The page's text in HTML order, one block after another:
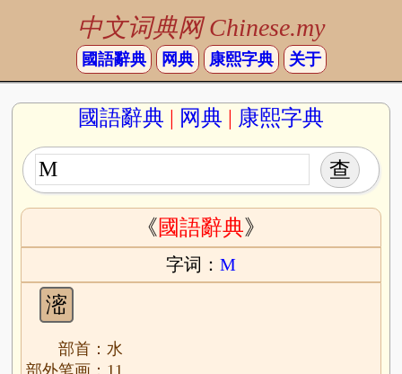
中文词典网 Chinese.my
國語辭典 网典 康熙字典 关于
國語辭典 | 网典 | 康熙字典
《國語辭典》
字词： M
滵
部首：水
部外笔画：11